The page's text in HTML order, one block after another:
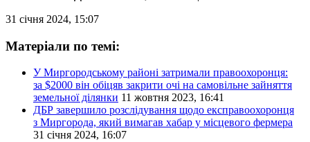
31 січня 2024, 15:07
Матеріали по темі:
У Миргородському районі затримали правоохоронця:
за $2000 він обіцяв закрити очі на самовільне зайняття
земельної ділянки 11 жовтня 2023, 16:41
ДБР завершило розслідування щодо експравоохоронця
з Миргорода, який вимагав хабар у місцевого фермера
31 січня 2024, 16:07